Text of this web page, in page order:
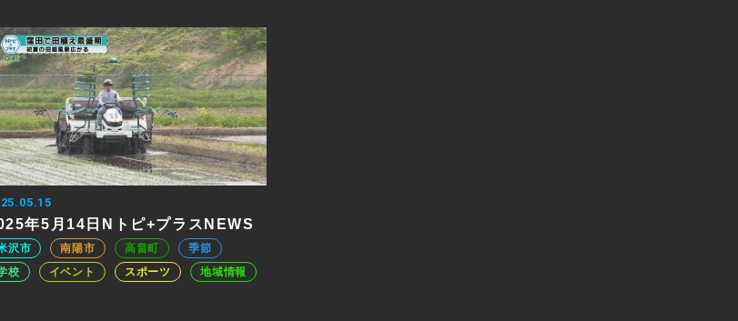
年5月14日Nトピ+プラスNEWS
沢市 南陽市 高畠町
季節
校
イベント スポーツ 地域情報